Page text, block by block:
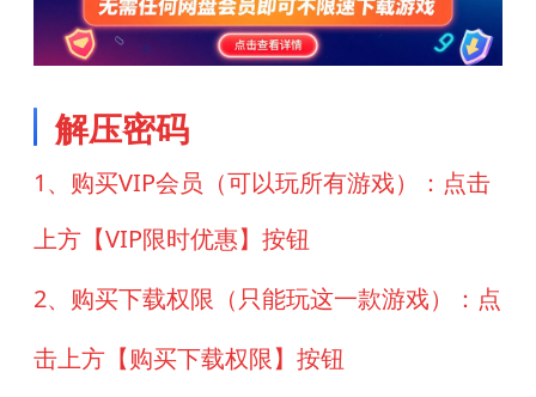
解压密码
1、购买VIP会员（可以玩所有游戏）：点击
上方【VIP限时优惠】按钮
2、购买下载权限（只能玩这一款游戏）：点
击上方【购买下载权限】按钮